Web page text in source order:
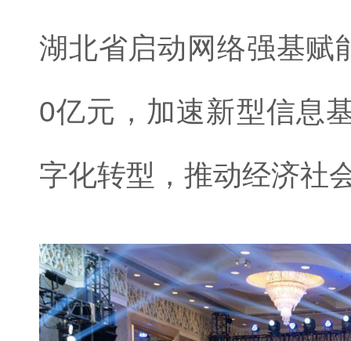
湖北省启动网络强基赋
0亿元，加速新型信息
字化转型，推动经济社